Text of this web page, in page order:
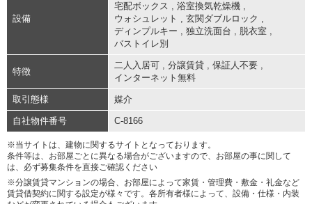
設備
宅配ボックス , 浴室換気乾燥機 ,
ウォシュレット , 玄関ダブルロック ,
ディンプルキー , 独立洗面台 , 脱衣室 ,
バストイレ別
特徴
二人入居可 , 分譲賃貸 , 保証人不要 ,
インターネット無料
取引態様 媒介
自社物件番号 C-8166
※当サイトは、建物に関するサイトとなっております。
条件等は、お部屋ごとに異なる場合がございますので、お部屋の事に関して
は、必ず募集条件を直接ご確認ください
※分譲賃貸マンションの場合、お部屋によって家賃・管理費・敷金・礼金など
賃貸借契約に関する設定が様々です。各所有者様によって、設備・仕様・内装